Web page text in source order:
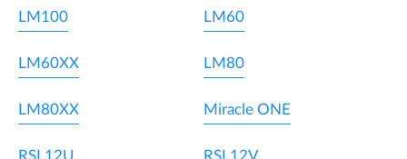
LM100 LM60
LM60XX LM80
LM80XX Miracle ONE
RSL12U RSL12V